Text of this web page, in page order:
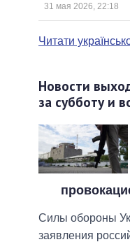
ГЛАВЫ
ВСЕ ПЕРСОНЫ
31 мая 2026, 22:18
Читати
Новости
за субботу и
Силы обороны
заявления